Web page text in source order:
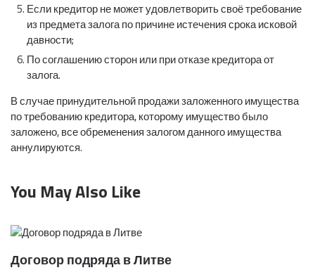
Если кредитор не может удовлетворить своё требование
из предмета залога по причине истечения срока исковой
давности;
По соглашению сторон или при отказе кредитора от
залога.
В случае принудительной продажи заложенного имущества
по требованию кредитора, которому имущество было
заложено, все обременения залогом данного имущества
аннулируются.
You May Also Like
Договор подряда в Литве